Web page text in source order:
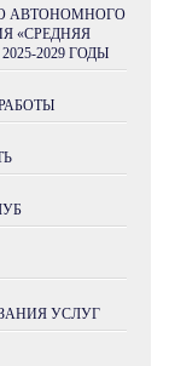
АВТОНОМНОГО
«СРЕДНЯЯ
2029 ГОДЫ
УСЛУГ